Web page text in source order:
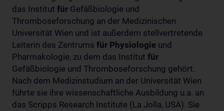
das Institut für Gefäßbiologie und
Thromboseforschung an der Medizinischen
Universität Wien und ist außerdem stellvertretende
Leiterin des Zentrums für Physiologie und
Pharmakologie, zu dem das Institut für
Gefäßbiologie und Thromboseforschung gehört.
Nach dem Medizinstudium an der Universität Wien
führte sie ihre wissenschaftliche Ausbildung u.a. an
das Scripps Research Institute (La Jolla, USA). Sie